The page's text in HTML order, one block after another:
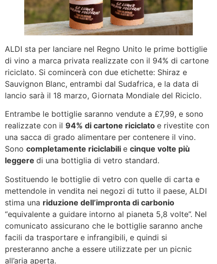
ALDI sta per lanciare nel Regno Unito le prime bottiglie
di vino a marca privata realizzate con il 94% di cartone
riciclato. Si comincerà con due etichette: Shiraz e
Sauvignon Blanc, entrambi dal Sudafrica, e la data di
lancio sarà il 18 marzo, Giornata Mondiale del Riciclo.
Entrambe le bottiglie saranno vendute a £7,99, e sono
realizzate con il 94% di cartone riciclato e rivestite con
una sacca di grado alimentare per contenere il vino.
Sono completamente riciclabili e cinque volte più
leggere di una bottiglia di vetro standard.
Sostituendo le bottiglie di vetro con quelle di carta e
mettendole in vendita nei negozi di tutto il paese, ALDI
stima una riduzione dell’impronta di carbonio
“equivalente a guidare intorno al pianeta 5,8 volte”. Nel
comunicato assicurano che le bottiglie saranno anche
facili da trasportare e infrangibili, e quindi si
presteranno anche a essere utilizzate per un picnic
all’aria aperta.